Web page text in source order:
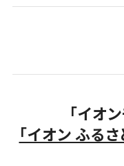
「イオ
「イオン ふる